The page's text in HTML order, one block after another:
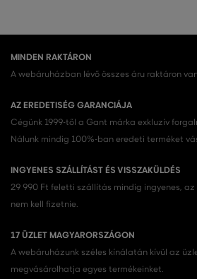
MINDEN RAKTÁRON
A webáruházban lévő összes áru raktáron
AZ EREDETISÉG GARANCIÁJA
Cégünk 1999-től a Gant márka exkluzív
Nálunk mindig 100%-ban eredeti terméket
INGYENES SZÁLLÍTÁST ÉS VISSZAKÜLDÉS
29 990 Ft feletti szállítás mindig ingyenes, az
nem kell fizetnie.
17 ÜZLET MAGYARORSZÁGON
A webáruházunk széles kínálatán kívül az
megvásárolhatja egyes termékeinket.